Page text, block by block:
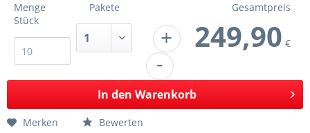
Menge
Stück
Pakete
+
-
Gesamtpreis
249,90 €
In den Warenkorb
Merken Bewerten